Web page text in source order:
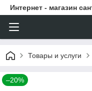
Интернет - магазин
Товары и услуги
–20%